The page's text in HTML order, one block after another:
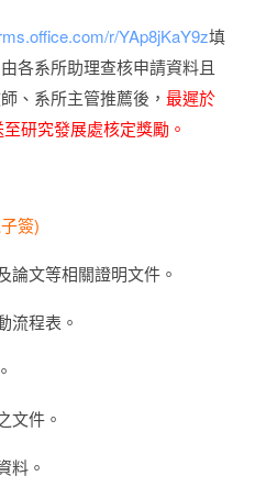
r/YAp8jKaY9z填
各系所助理查核申請資料且
、系所主管推薦後， 最遲於
研究發展處核定獎勵。
簽)
論文等相關證明文件。
流程表。
文件。
料。